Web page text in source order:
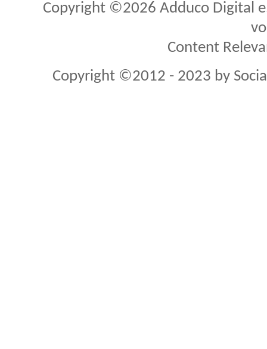
Copyright ©2026 Adduco Digital
Content
Copyright ©2012 - 2023 by